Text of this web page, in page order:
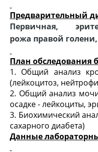
Предварительный
Первичная,
рожа правой
План обследования
1. Общий анализ
(лейкоцитоз,
2. Общий анализ
осадке - лейкоциты,
3. Биохимический
сахарного диабета)
Данные